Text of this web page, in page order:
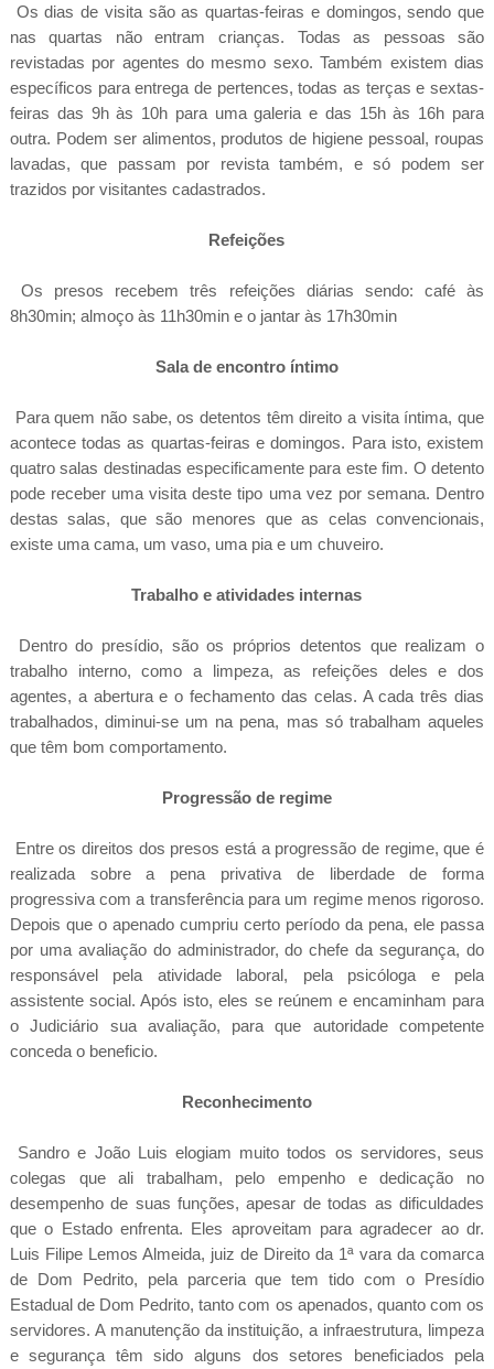
Os dias de visita são as quartas-feiras e domingos, sendo que
nas quartas não entram crianças. Todas as pessoas são
revistadas por agentes do mesmo sexo. Também existem dias
específicos para entrega de pertences, todas as terças e sextas-
feiras das 9h às 10h para uma galeria e das 15h às 16h para
outra. Podem ser alimentos, produtos de higiene pessoal, roupas
lavadas, que passam por revista também, e só podem ser
trazidos por visitantes cadastrados.
Refeições
Os presos recebem três refeições diárias sendo: café às
8h30min; almoço às 11h30min e o jantar às 17h30min
Sala de encontro íntimo
Para quem não sabe, os detentos têm direito a visita íntima, que
acontece todas as quartas-feiras e domingos. Para isto, existem
quatro salas destinadas especificamente para este fim. O detento
pode receber uma visita deste tipo uma vez por semana. Dentro
destas salas, que são menores que as celas convencionais,
existe uma cama, um vaso, uma pia e um chuveiro.
Trabalho e atividades internas
Dentro do presídio, são os próprios detentos que realizam o
trabalho interno, como a limpeza, as refeições deles e dos
agentes, a abertura e o fechamento das celas. A cada três dias
trabalhados, diminui-se um na pena, mas só trabalham aqueles
que têm bom comportamento.
Progressão de regime
Entre os direitos dos presos está a progressão de regime, que é
realizada sobre a pena privativa de liberdade de forma
progressiva com a transferência para um regime menos rigoroso.
Depois que o apenado cumpriu certo período da pena, ele passa
por uma avaliação do administrador, do chefe da segurança, do
responsável pela atividade laboral, pela psicóloga e pela
assistente social. Após isto, eles se reúnem e encaminham para
o Judiciário sua avaliação, para que autoridade competente
conceda o beneficio.
Reconhecimento
Sandro e João Luis elogiam muito todos os servidores, seus
colegas que ali trabalham, pelo empenho e dedicação no
desempenho de suas funções, apesar de todas as dificuldades
que o Estado enfrenta. Eles aproveitam para agradecer ao dr.
Luis Filipe Lemos Almeida, juiz de Direito da 1ª vara da comarca
de Dom Pedrito, pela parceria que tem tido com o Presídio
Estadual de Dom Pedrito, tanto com os apenados, quanto com os
servidores. A manutenção da instituição, a infraestrutura, limpeza
e segurança têm sido alguns dos setores beneficiados pela